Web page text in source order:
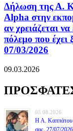
Δήλωση της Α.
Alpha στην
αν χρειάζεται
πόλεμο που έχει
07/03/2026
09.03.2026
05.08.2026
Η Α. Καππάτου
σας. 27/07/2026